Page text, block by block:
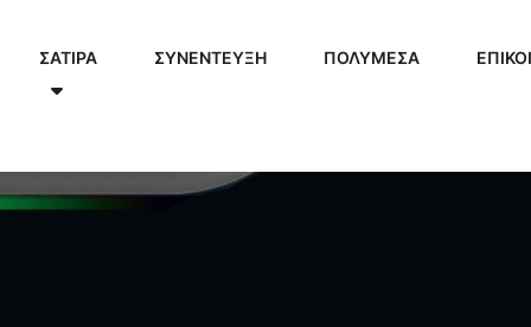
ΣΑΤΙΡΑ ΣΥΝΕΝΤΕΥΞΗ ΠΟΛΥΜΈΣΑ